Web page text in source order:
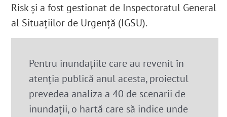
Risk și a fost gestionat de Inspectoratul General
al Situațiilor de Urgență (IGSU).
Pentru inundațiile care au revenit în
atenția publică anul acesta, proiectul
prevedea analiza a 40 de scenarii de
inundații, o hartă care să indice unde